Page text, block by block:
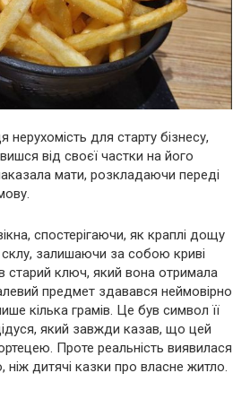
нерухомість для старту бізнесу,
від своєї частки на його
мати, розкладаючи переді
спостерігаючи, як краплі дощу
склу, залишаючи за собою криві
старий ключ, який вона отримала
предмет здавався неймовірно
кілька грамів. Це був символ її
який завжди казав, що цей
Проте реальність виявилася
дитячі казки про власне житло.